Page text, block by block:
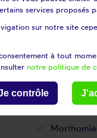
Les aix-
Lugny-
Massay
Menetou-
Méreau
services proposés
sur notre site
à tout
notre politique de
contrôle